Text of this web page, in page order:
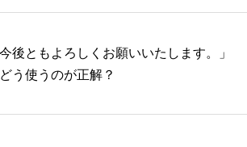
今後ともよろしくお願いいたします。」
う使うのが正解？